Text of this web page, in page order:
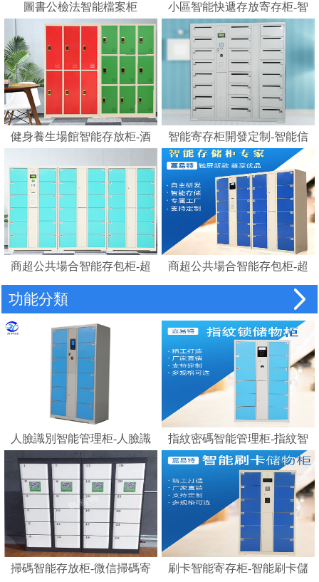
圖書公檢法智能檔案柜
小區智能快遞存放寄存柜-智
能化快遞柜 E郵
健身養生場館智能存放柜-酒
鎖柜桑拿更衣柜手腕卡
智能寄存柜開發定制-智能信
報箱電子寄存柜
商超公共場合智能存包柜-超
市智能儲物柜密碼柜電子存
包柜
商超公共場合智能存包柜-超
市智能條碼寄存儲物柜電子
存包柜
功能分類
人臉識別智能管理柜-人臉識
別存包柜指紋智能電子寄存
柜
指紋密碼智能管理柜-指紋智
能電子寄存柜
掃碼智能存放柜-微信掃碼寄
刷卡智能寄存柜-智能刷卡儲